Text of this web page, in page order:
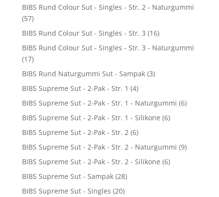
BIBS Rund Colour Sut - Singles - Str. 2 - Naturgummi
(57)
BIBS Rund Colour Sut - Singles - Str. 3 (16)
BIBS Rund Colour Sut - Singles - Str. 3 - Naturgummi
(17)
BIBS Rund Naturgummi Sut - Sampak (3)
BIBS Supreme Sut - 2-Pak - Str. 1 (4)
BIBS Supreme Sut - 2-Pak - Str. 1 - Naturgummi (6)
BIBS Supreme Sut - 2-Pak - Str. 1 - Silikone (6)
BIBS Supreme Sut - 2-Pak - Str. 2 (6)
BIBS Supreme Sut - 2-Pak - Str. 2 - Naturgummi (9)
BIBS Supreme Sut - 2-Pak - Str. 2 - Silikone (6)
BIBS Supreme Sut - Sampak (28)
BIBS Supreme Sut - Singles (20)